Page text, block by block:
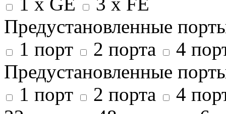
Предустановленные
1 порт
2 порта
4
Предустановленные
1 порт
2 порта
4